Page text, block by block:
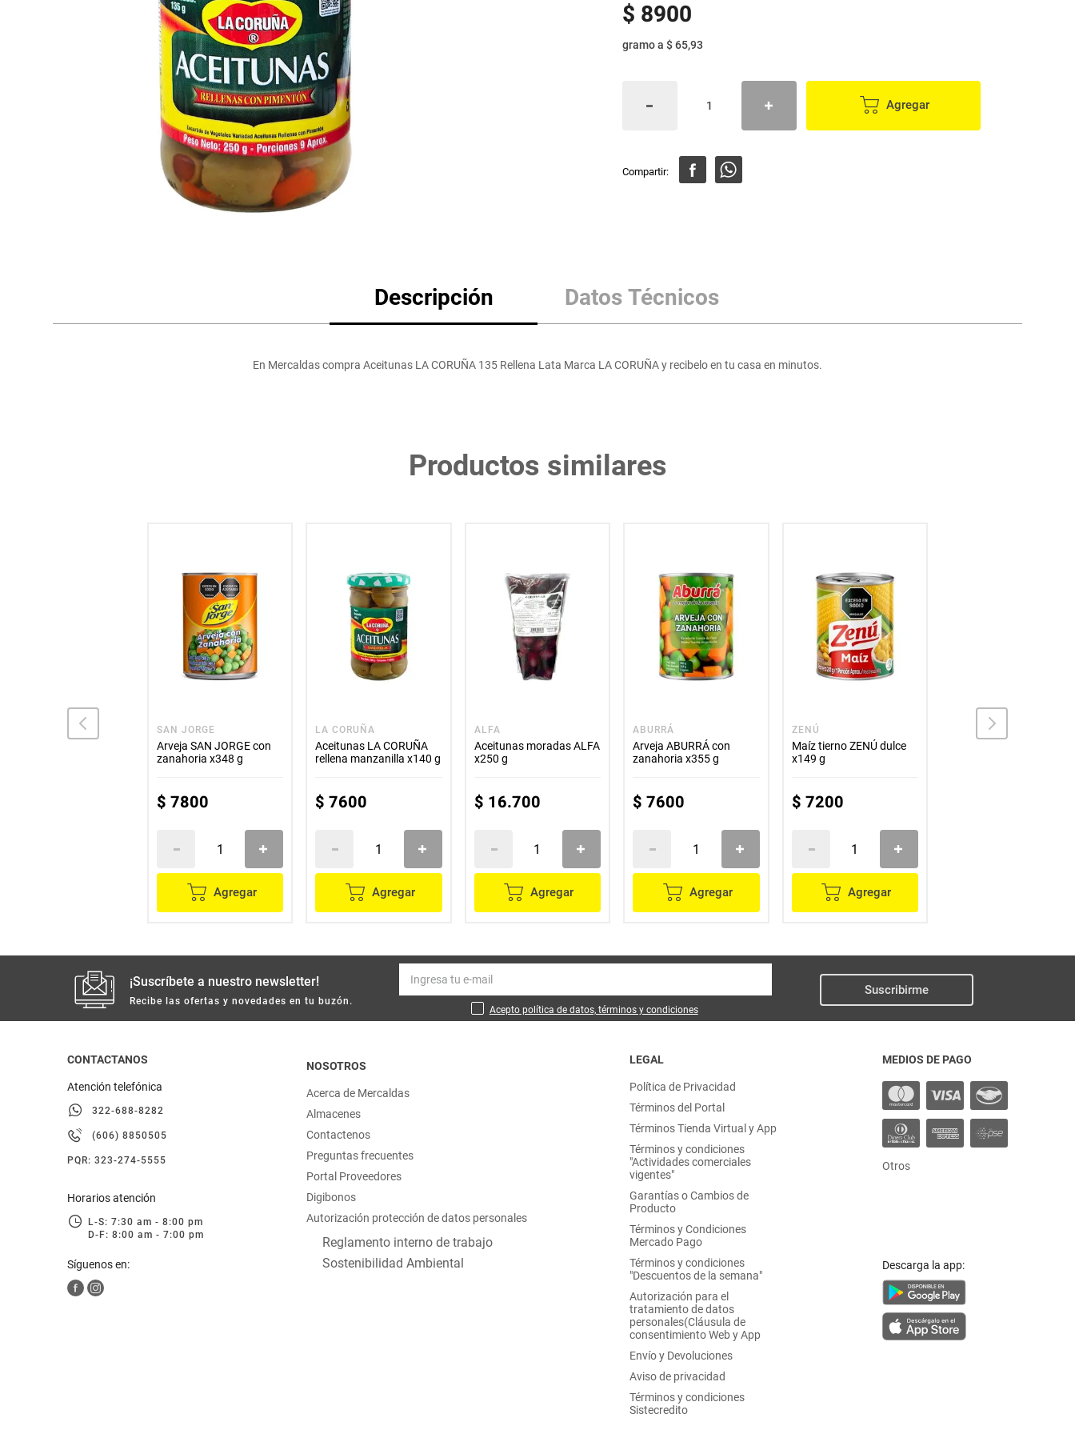
lácteos y refrigerados
cuidado del bebé
otros
$ 8900
gramoa $ 65,93
Agregar
Descripción Datos Técnicos
En Mercaldas compra Aceitunas LA CORUÑA 135 Rellena Lata Marca LA CORUÑA y recibelo en tu casa en minutos.
Productos similares
SAN JORGE
Arveja SAN JORGE con
zanahoria x348 g
$ 7800
Agregar
LA CORUÑA
Aceitunas LA CORUÑA
rellena manzanilla x140 g
$ 7600
Agregar
ALFA
Aceitunas moradas ALFA
x250 g
$ 16.700
Agregar
ABURRÁ
Arveja ABURRÁ con
zanahoria x355 g
$ 7600
Agregar
ZENÚ
Maíz tierno ZENÚ dulce
x149 g
$ 7200
Agregar
¡Suscríbete a nuestro newsletter!
Recibe las ofertas y novedades en tu buzón.
Acepto política de datos, términos y condiciones
Suscribirme
CONTACTANOS
Atención telefónica
322-688-8282
(606) 8850505
PQR: 323-274-5555
Horarios atención
L-S: 7:30 am - 8:00 pm
D-F: 8:00 am - 7:00 pm
Síguenos en:
NOSOTROS
Acerca de Mercaldas
Almacenes
Contactenos
Preguntas frecuentes
Portal Proveedores
Digibonos
Autorización protección de datos personales
Reglamento interno de trabajo
Sostenibilidad Ambiental
LEGAL
Política de Privacidad
Términos del Portal
Términos Tienda Virtual y App
Términos y condiciones
"Actividades comerciales
vigentes"
Garantías o Cambios de
Producto
Términos y Condiciones
Mercado Pago
Términos y condiciones
"Descuentos de la semana"
Autorización para el
tratamiento de datos
personales(Cláusula de
consentimiento Web y App
Envío y Devoluciones
Aviso de privacidad
Términos y condiciones
Sistecredito
MEDIOS DE PAGO
Otros
Descarga la app:
Mantequilla